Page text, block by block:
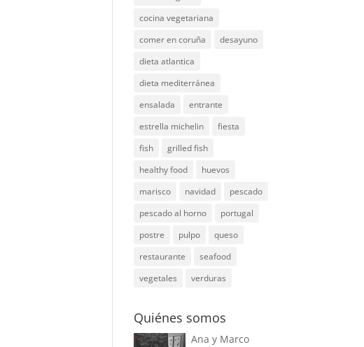
cocina vegetariana
comer en coruña
desayuno
dieta atlantica
dieta mediterránea
ensalada
entrante
estrella michelin
fiesta
fish
grilled fish
healthy food
huevos
marisco
navidad
pescado
pescado al horno
portugal
postre
pulpo
queso
restaurante
seafood
vegetales
verduras
Quiénes somos
Ana y Marco